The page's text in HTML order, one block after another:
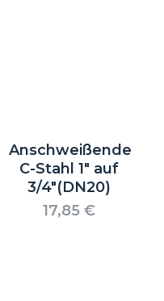
Anschweißende
C-Stahl 1″ auf
3/4″(DN20)
17,85 €